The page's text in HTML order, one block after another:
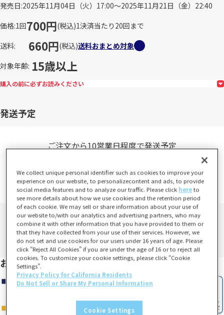
発売日 2025年11月04日（火）17:00～2025年11月21日（金）22:40
価格 1回700円(税込)1決済当たり20回まで
送料
660円(税込)送料おまとめ対象
対象年齢 15歳以上
購入の前に必ずお読みください
発送予定
ご注文から10営業日程度で発送予定
※土日祝日および、年末年始など当社指定休業日は発送業務は行い
ません。
詳しくは、営業日カレンダーをご確認ください。
お支払い方法
We collect unique personal identifier such as cookies to improve your
experience on our website, to personalizecontent and ads, to provide
social media features and to analyze our traffic. Please click hereto
see more details about how we use cookies and the retention period
of each cookie. We may sell or share information about your use of
our website to/with our analytics and advertising partners, who may
combine it with other information that you have provided to them or
that they have collected from your use of their services. However, we
do not set and use cookies for our users under 16 years of age. Please
click “Reject All Cookies” if you are under the age of 16 or to reject all
cookies. To customize your cookie settings, please click “Cookie
Settings”.
Privacy Policy for California Residents
Do Not Sell or Share My Personal Information
Cookie Settings